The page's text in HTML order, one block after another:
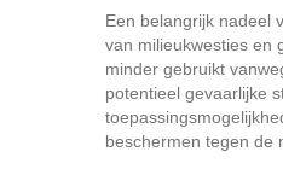
Een belangrijk nadeel
van milieukwesties en
minder gebruikt
potentieel gevaarlijke
beschermen tegen de